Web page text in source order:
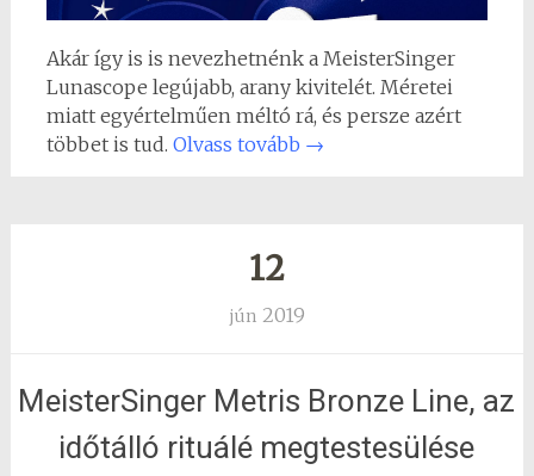
Akár így is is nevezhetnénk a MeisterSinger
Lunascope legújabb, arany kivitelét. Méretei
miatt egyértelműen méltó rá, és persze azért
többet is tud. Olvass tovább →
12
jún 2019
MeisterSinger Metris Bronze Line, az
időtálló rituálé megtestesülése